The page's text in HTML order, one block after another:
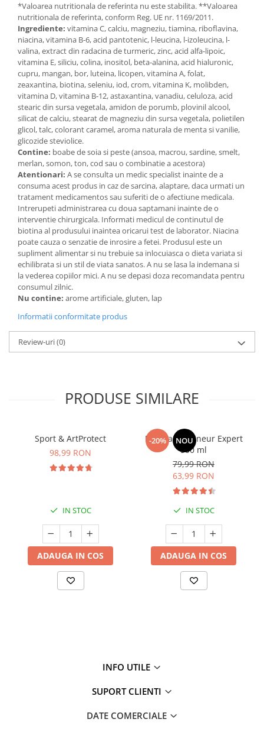
*Valoarea nutritionala de referinta nu este stabilita. **Valoarea
nutritionala de referinta, conform Reg. UE nr. 1169/2011.
Ingrediente: vitamina C, calciu, magneziu, tiamina, riboflavina,
niacina, vitamina B-6, acid pantotenic, l-leucina, l-izoleucina, l-
valina, extract din radacina de turmeric, zinc, acid alfa-lipoic,
vitamina E, siliciu, colina, inositol, beta-alanina, acid hialuronic,
cupru, mangan, bor, luteina, licopen, vitamina A, folat,
zeaxantina, biotina, seleniu, iod, crom, vitamina K, molibden,
vitamina D, vitamina B-12, astaxantina, vanadiu, celuloza, acid
stearic din sursa vegetala, amidon de porumb, plovinil alcool,
silicat de calciu, stearat de magneziu din sursa vegetala, polietilen
glicol, talc, colorant caramel, aroma naturala de menta si vanilie,
glicozide steviolice.
Contine: boabe de soia si peste (ansoa, macrou, sardine, smelt,
merlan, somon, ton, cod sau o combinatie a acestora)
Atentionari: A se consulta un medic specialist inainte de a
consuma acest produs in caz de sarcina, alaptare, daca urmati un
tratament medicamentos sau suferiti de o afectiune medicala.
Intrerupeti administrarea cu doua saptamani inainte de o
interventie chirurgicala. Informati medicul de continutul de
biotina al produsului inaintea oricarui test de laborator. Niacina
poate cauza o senzatie de inrosire a fetei. Produsul este un
supliment alimentar si nu trebuie sa inlocuiasca o dieta variata si
echilibrata si un stil de viata sanatos. A nu se lasa la indemana si
la vederea copiilor mici. A nu se depasi doza recomandata pentru
consumul zilnic.
Nu contine: arome artificiale, gluten, lap
Informatii conformitate produs
Review-uri(0)
PRODUSE SIMILARE
Sport & ArtProtect
98,99 RON
IN STOC
ADAUGA IN COS
-20% NOU
Manhaē Draineur Expert
500 ml
79,99 RON
63,99 RON
IN STOC
ADAUGA IN COS
INFO UTILE
SUPORT CLIENTI
DATE COMERCIALE